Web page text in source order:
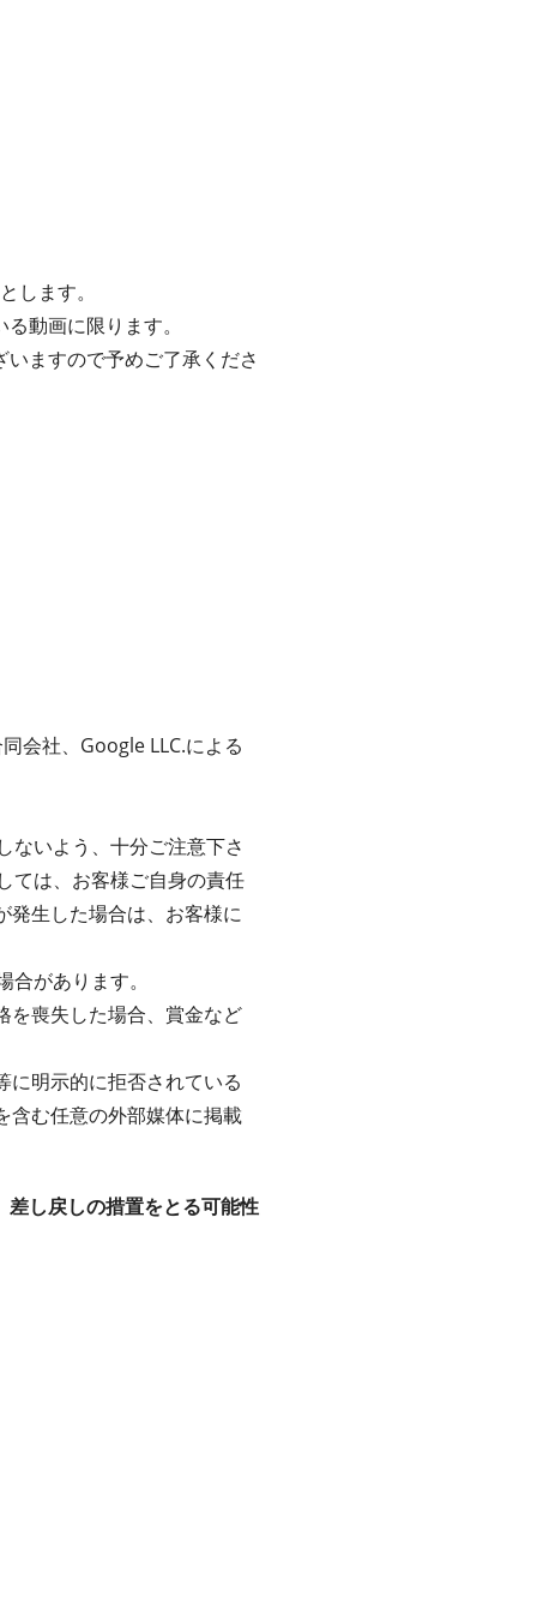
します。
動画に限ります。
ますので予めご了承くださ
会社、Google LLC.による
ないよう、十分ご注意下さ
ては、お客様ご自身の責任
発生した場合は、お客様に
があります。
を喪失した場合、賞金など
明示的に拒否されている
含む任意の外部媒体に掲載
し戻しの措置をとる可能性